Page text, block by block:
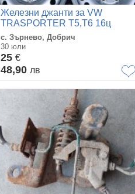
Железни джанти за VW
TRASPORTER T5,T6 16ц
с. Зърнево, Добрич
30 юли
25 €
48,90 лв